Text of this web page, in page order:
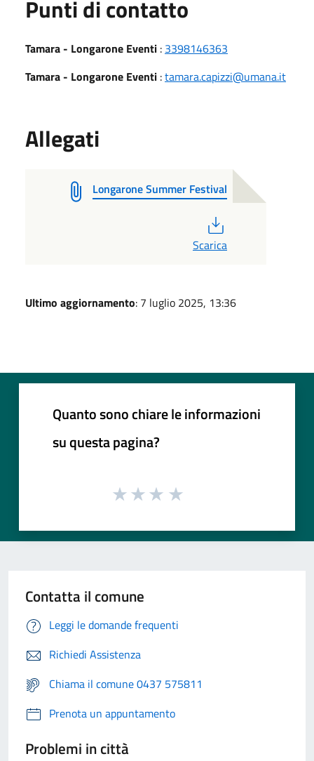
Punti di contatto
Tamara - Longarone Eventi : 3398146363
Tamara - Longarone Eventi :tamara.capizzi@umana.it
Allegati
Longarone Summer Festival
Scarica
Ultimo aggiornamento: 7 luglio 2025, 13:36
Quanto sono chiare le informazioni
su questa pagina?
Contatta il comune
Leggi le domande frequenti
Richiedi Assistenza
Chiama il comune 0437 575811
Prenota un appuntamento
Problemi in città